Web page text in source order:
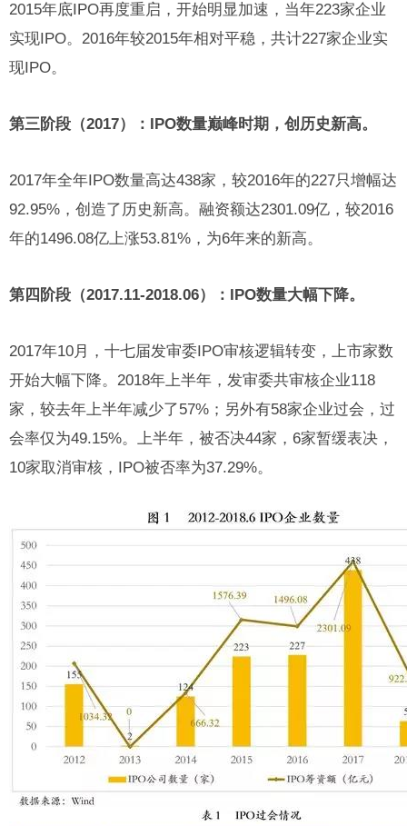
2015年底IPO再度重启，开始明显加速，当年223家企业
实现IPO。2016年较2015年相对平稳，共计227家企业实
现IPO。
第三阶段（2017）：IPO数量巅峰时期，创历史新高。
2017年全年IPO数量高达438家，较2016年的227只增幅达
92.95%，创造了历史新高。融资额达2301.09亿，较2016
年的1496.08亿上涨53.81%，为6年来的新高。
第四阶段（2017.11-2018.06）：IPO数量大幅下降。
2017年10月，十七届发审委IPO审核逻辑转变，上市家数
开始大幅下降。2018年上半年，发审委共审核企业118
家，较去年上半年减少了57%；另外有58家企业过会，过
会率仅为49.15%。上半年，被否决44家，6家暂缓表决，
10家取消审核，IPO被否率为37.29%。